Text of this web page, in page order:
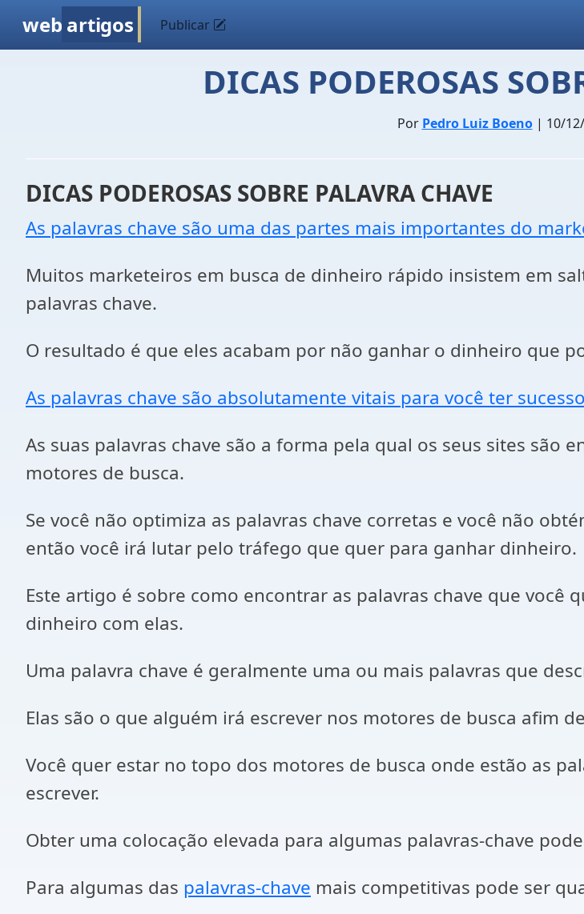
web artigos Publicar
DICAS PODEROSAS
Por Pedro Luiz Boeno| 10/
DICAS PODEROSAS SOBRE PALAVRA CHAVE
As palavras chave são uma das partes mais importantes do
Muitos marketeiros em busca de dinheiro rápido insistem em
palavras chave.
O resultado é que eles acabam por não ganhar o dinheiro que
As palavras chave são absolutamente vitais para você ter
As suas palavras chave são a forma pela qual os seus sites são
motores de busca.
Se você não optimiza as palavras chave corretas e você não
então você irá lutar pelo tráfego que quer para ganhar dinheiro.
Este artigo é sobre como encontrar as palavras chave que você
dinheiro com elas.
Uma palavra chave é geralmente uma ou mais palavras que
Elas são o que alguém irá escrever nos motores de busca afim
Você quer estar no topo dos motores de busca onde estão as
escrever.
Obter uma colocação elevada para algumas palavras-chave
Para algumas das palavras-chave mais competitivas pode ser